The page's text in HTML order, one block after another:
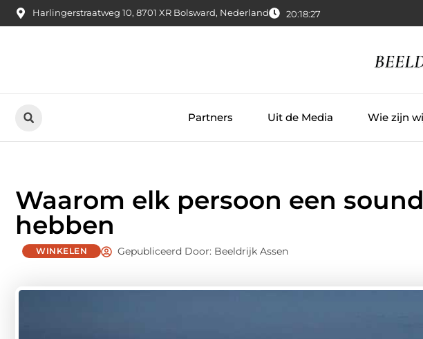
Harlingerstraatweg 10, 8701 XR Bolsward, Nederland 20:18:28
Partners Uit de Media Wie zijn
Waarom elk persoon een
hebben
WINKELEN Gepubliceerd Door: Beeldrijk Assen